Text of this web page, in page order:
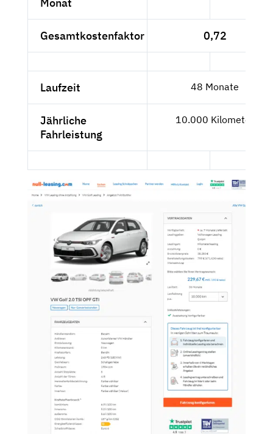
Gesamtkostenfaktor 0,72
Laufzeit 48 Monate
Jährliche
Fahrleistung
10.000 Kilometer